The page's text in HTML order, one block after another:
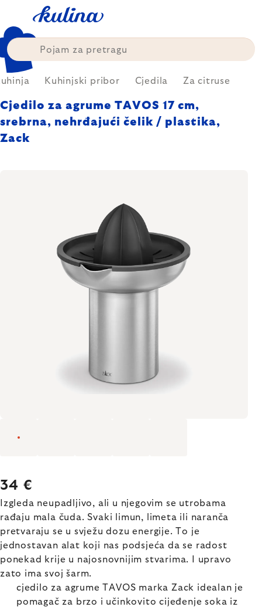
content
Kuhinjski pribor Cjedila Za citruse
Cjedilo za agrume TAVOS 17 cm,
srebrna, nehrđajući čelik / plastika,
Zack
34 €
Izgleda neupadljivo, ali u njegovim se utrobama
rađaju mala čuda. Svaki limun, limeta ili naranča
pretvaraju se u svježu dozu energije. To je
jednostavan alat koji nas podsjeća da se radost
ponekad krije u najosnovnijim stvarima. I upravo
zato ima svoj šarm.
cjedilo za agrume TAVOS marka Zack idealan je
pomagač za brzo i učinkovito cijeđenje soka iz